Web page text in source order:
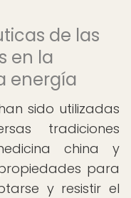
de las
en la
energía
sido utilizadas
tradiciones
china y
para
y resistir el